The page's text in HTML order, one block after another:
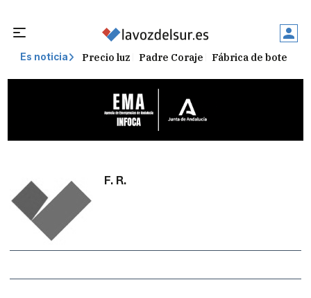
Es noticia Precio luz Padre Coraje Fábrica de botellas
F. R.